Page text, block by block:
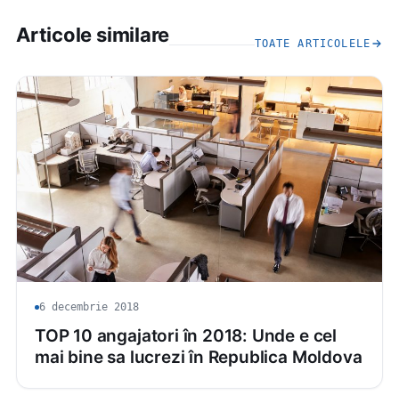
Articole similare TOATE ARTICOLELE
6 decembrie 2018
TOP 10 angajatori în 2018: Unde e cel
mai bine sa lucrezi în Republica Moldova